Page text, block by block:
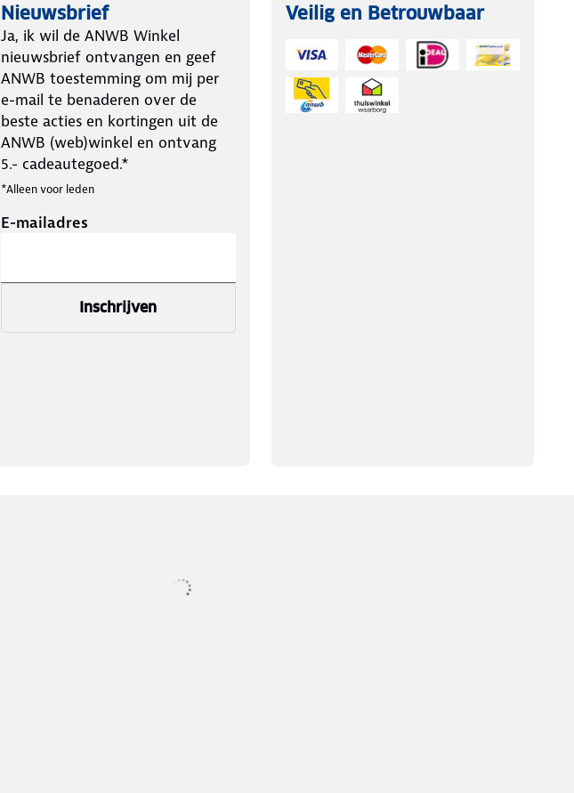
Nieuwsbrief
Ja, ik wil de ANWB Winkel
nieuwsbrief ontvangen en geef
ANWB toestemming om mij per
e-mail te benaderen over de
beste acties en kortingen uit de
ANWB (web)winkel en ontvang
5.- cadeautegoed.*
*Alleen voor leden
E-mailadres
Inschrijven
Veilig en Betrouwbaar